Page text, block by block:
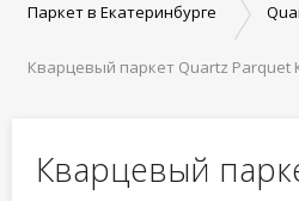
Паркет в Екатеринбурге
Кварцевый паркет Quartz Parquet
Кварцевый